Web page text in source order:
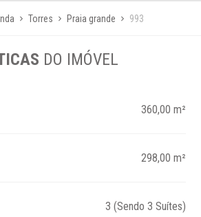
Torres Praia grande 993
DO IMÓVEL
360,00 m²
298,00 m²
3 (Sendo 3 Suítes)